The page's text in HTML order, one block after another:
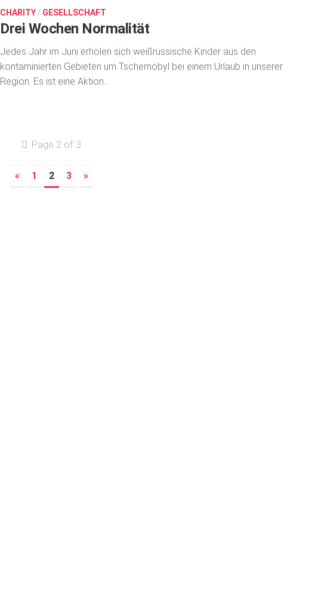
CHARITY / GESELLSCHAFT
Drei Wochen Normalität
Jedes Jahr im Juni erholen sich weißrussische Kinder aus den
kontaminierten Gebieten um Tschernobyl bei einem Urlaub in unserer
Region. Es ist eine Aktion...
Page 2 of 3
« 1 2 3 »